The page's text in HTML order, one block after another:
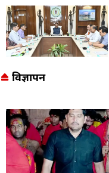
विज्ञापन